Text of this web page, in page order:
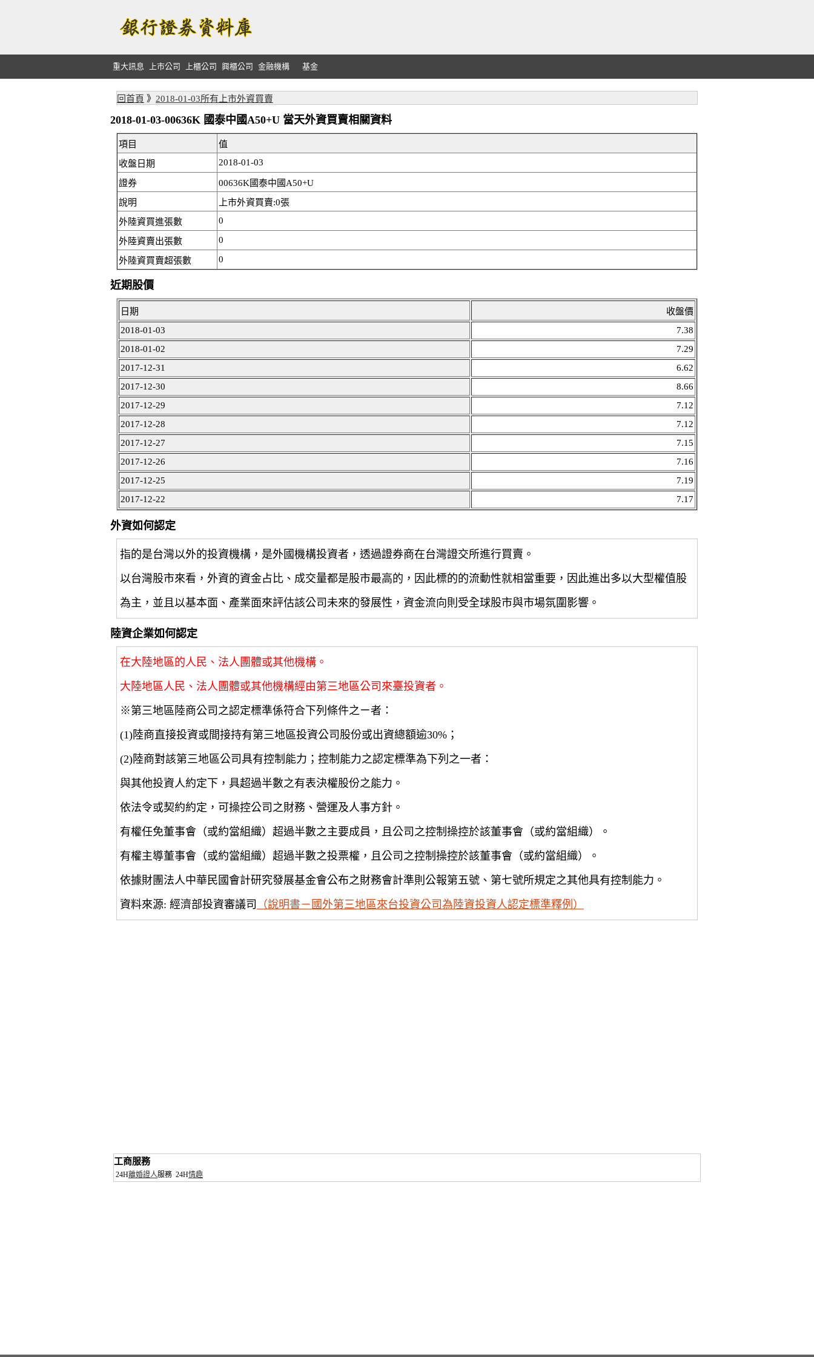
重大訊息 上市公司 上櫃公司 興櫃公司 金融機構 基金
回首頁 》 2018-01-03所有上市外資買賣
2018-01-03-00636K 國泰中國A50+U 當天外資買賣相關資料
項目
值
收盤日期
2018-01-03
證券
00636K國泰中國A50+U
說明
上市外資買賣:0張
外陸資買進張數
0
外陸資賣出張數 0
外陸資買賣超張數 0
近期股價
日期
收盤價
2018-01-03
7.38
2018-01-02
7.29
2017-12-31
6.62
2017-12-30
8.66
2017-12-29
7.12
2017-12-28
7.12
2017-12-27
7.15
2017-12-26
7.16
2017-12-25
7.19
2017-12-22
7.17
外資如何認定
指的是台灣以外的投資機構，是外國機構投資者，透過證券商在台灣證交所進行買賣。
以台灣股市來看，外資的資金占比、成交量都是股市最高的，因此標的的流動性就相當重要，因此進出多以大型權值股
為主，並且以基本面、產業面來評估該公司未來的發展性，資金流向則受全球股市與市場氛圍影響。
陸資企業如何認定
在大陸地區的人民、法人團體或其他機構。
大陸地區人民、法人團體或其他機構經由第三地區公司來臺投資者。
※第三地區陸商公司之認定標準係符合下列條件之ㄧ者：
(1)陸商直接投資或間接持有第三地區投資公司股份或出資總額逾30%；
(2)陸商對該第三地區公司具有控制能力；控制能力之認定標準為下列之一者：
與其他投資人約定下，具超過半數之有表決權股份之能力。
依法令或契約約定，可操控公司之財務、營運及人事方針。
有權任免董事會（或約當組織）超過半數之主要成員，且公司之控制操控於該董事會（或約當組織）。
有權主導董事會（或約當組織）超過半數之投票權，且公司之控制操控於該董事會（或約當組織）。
依據財團法人中華民國會計研究發展基金會公布之財務會計準則公報第五號、第七號所規定之其他具有控制能力。
資料來源: 經濟部投資審議司
（說明書－國外第三地區來台投資公司為陸資投資人認定標準釋例）
工商服務
24H離婚證人服務 24H情趣